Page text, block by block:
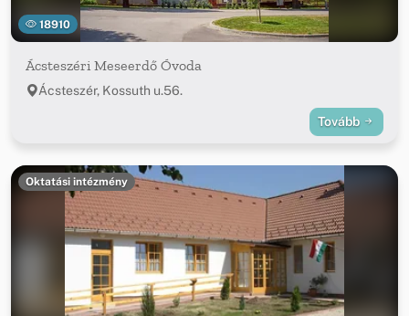
18910
Ácsteszéri Meseerdő Óvoda
Ácsteszér, Kossuth u.56.
Tovább
Oktatási intézmény